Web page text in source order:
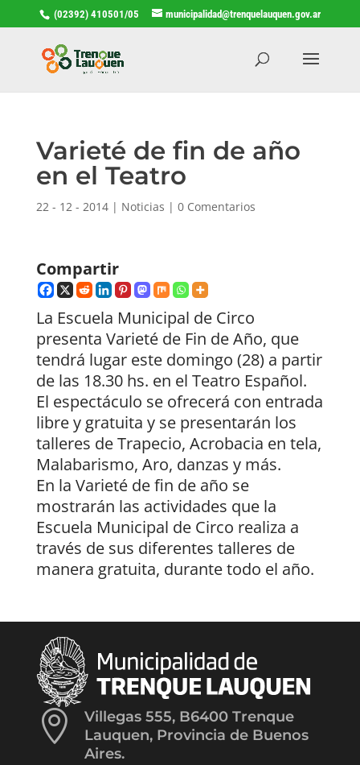
(02392) 410501/05 municipalidad@trenquelauquen.gov.ar
Varieté de fin de año
en el Teatro
22 - 12 - 2014| Noticias | 0 Comentarios
Compartir
La Escuela Municipal de Circo
presenta Varieté de Fin de Año, que
tendrá lugar este domingo (28) a partir
de las 18.30 hs. en el Teatro Español.
El espectáculo se ofrecerá con entrada
libre y gratuita y se presentarán los
talleres de Trapecio, Acrobacia en tela,
Malabarismo, Aro, danzas y más.
En la Varieté de fin de año se
mostrarán las actividades que la
Escuela Municipal de Circo realiza a
través de sus diferentes talleres de
manera gratuita, durante todo el año.

Villegas 555, B6400 Trenque
Lauquen, Provincia de Buenos
Aires.